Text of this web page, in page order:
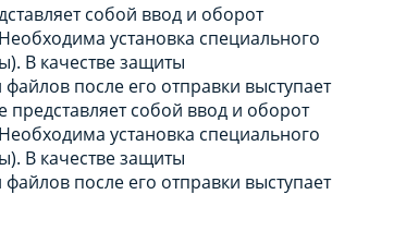
собой ввод и оборот
установка специального
В качестве защиты
после его отправки выступает
собой ввод и оборот
установка специального
В качестве защиты
после его отправки выступает